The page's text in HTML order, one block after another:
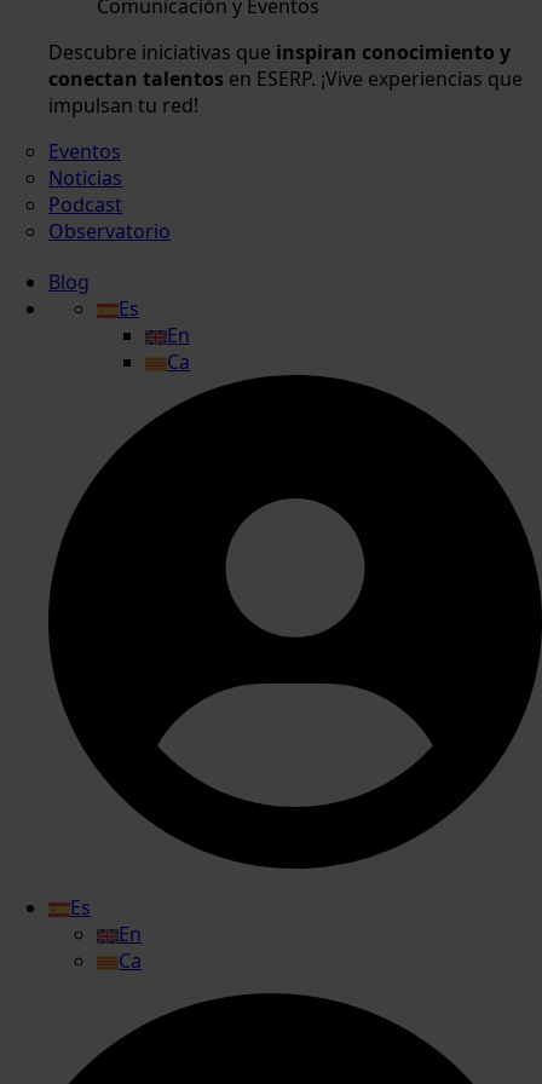
Comunicación y Eventos
Descubre iniciativas que inspiran conocimiento y
conectan talentos en ESERP. ¡Vive experiencias que
impulsan tu red!
Eventos
Noticias
Podcast
Observatorio
Blog
Es
En
Ca
Es
En
Ca